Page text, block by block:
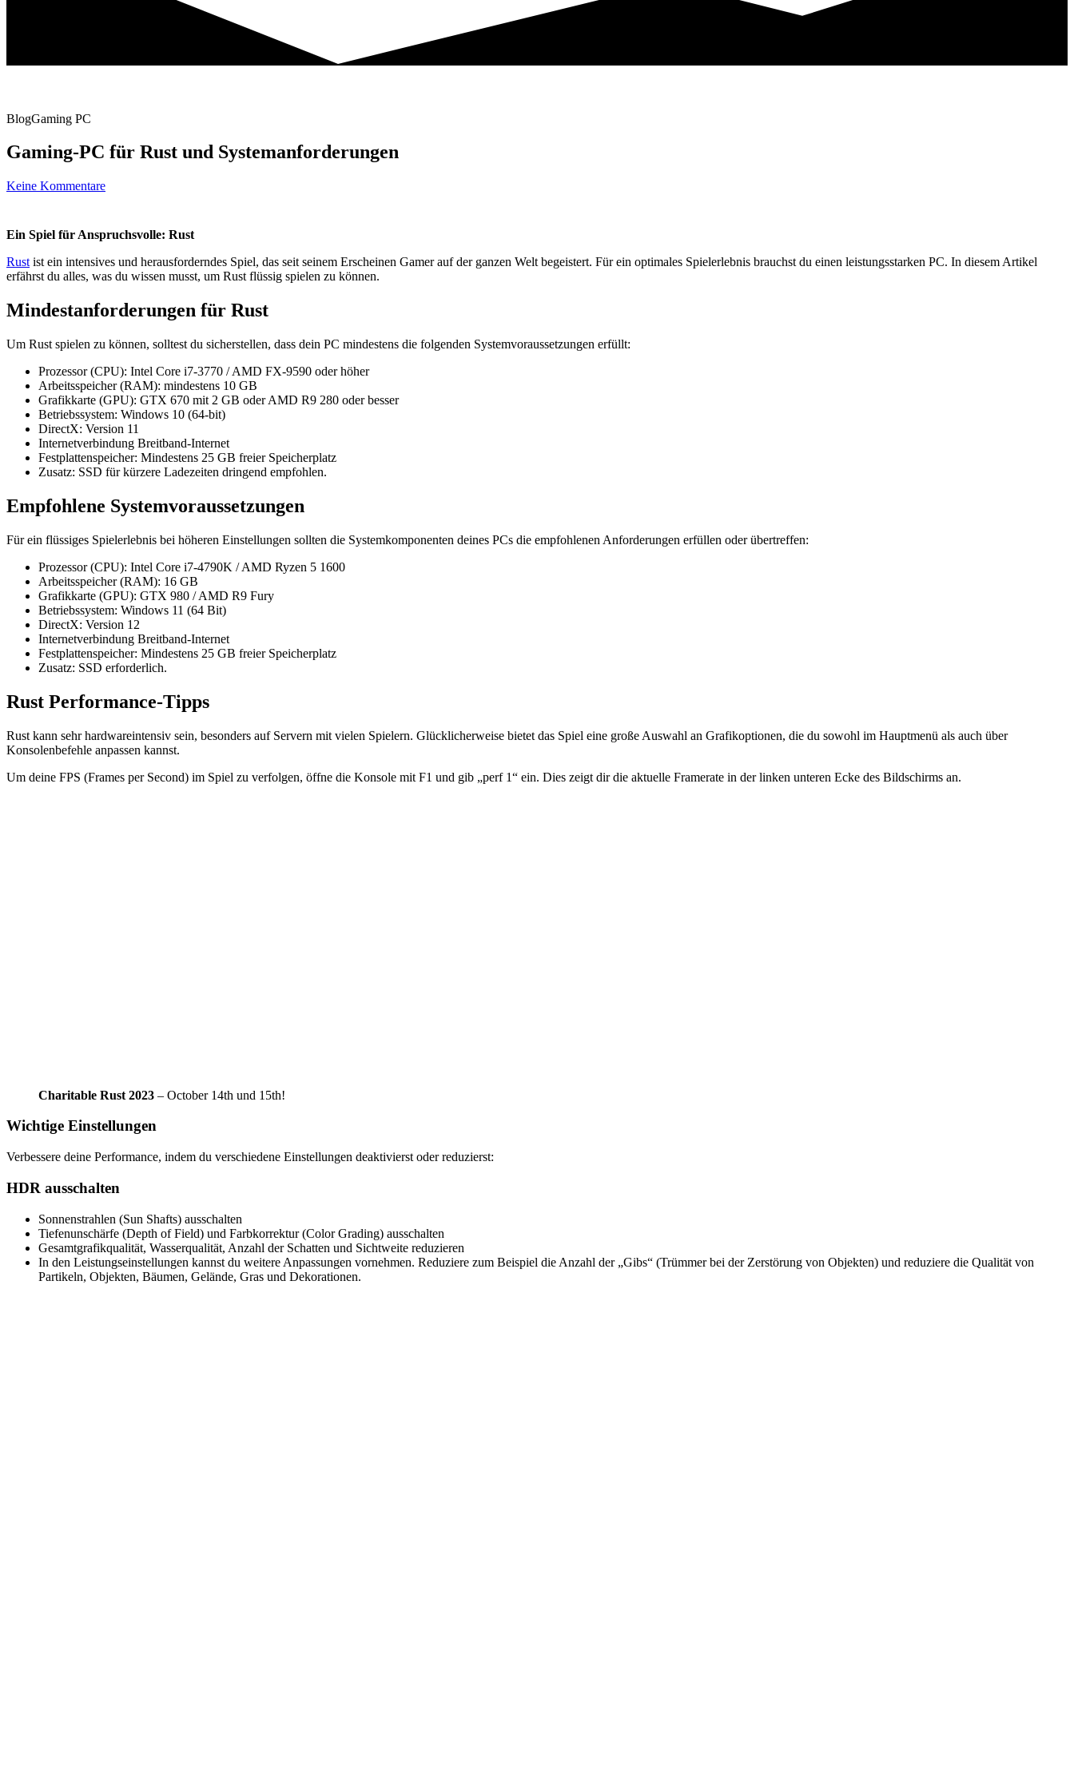
BlogGaming PC
Gaming-PC für Rust und Systemanforderungen
Keine Kommentare
Ein Spiel für Anspruchsvolle: Rust
Rust ist ein intensives und herausforderndes Spiel, das seit seinem Erscheinen Gamer auf der ganzen Welt begeistert. Für ein optimales Spielerlebnis brauchst du einen leistungsstarken PC. In diesem Artikel
erfährst du alles, was du wissen musst, um Rust flüssig spielen zu können.
Mindestanforderungen für Rust
Um Rust spielen zu können, solltest du sicherstellen, dass dein PC mindestens die folgenden Systemvoraussetzungen erfüllt:
Prozessor (CPU): Intel Core i7-3770 / AMD FX-9590 oder höher
Arbeitsspeicher (RAM): mindestens 10 GB
Grafikkarte (GPU): GTX 670 mit 2 GB oder AMD R9 280 oder besser
Betriebssystem: Windows 10 (64-bit)
DirectX: Version 11
Internetverbindung Breitband-Internet
Festplattenspeicher: Mindestens 25 GB freier Speicherplatz
Zusatz: SSD für kürzere Ladezeiten dringend empfohlen.
Empfohlene Systemvoraussetzungen
Für ein flüssiges Spielerlebnis bei höheren Einstellungen sollten die Systemkomponenten deines PCs die empfohlenen Anforderungen erfüllen oder übertreffen:
Prozessor (CPU): Intel Core i7-4790K / AMD Ryzen 5 1600
Arbeitsspeicher (RAM): 16 GB
Grafikkarte (GPU): GTX 980 / AMD R9 Fury
Betriebssystem: Windows 11 (64 Bit)
DirectX: Version 12
Internetverbindung Breitband-Internet
Festplattenspeicher: Mindestens 25 GB freier Speicherplatz
Zusatz: SSD erforderlich.
Rust Performance-Tipps
Rust kann sehr hardwareintensiv sein, besonders auf Servern mit vielen Spielern. Glücklicherweise bietet das Spiel eine große Auswahl an Grafikoptionen, die du sowohl im Hauptmenü als auch über
Konsolenbefehle anpassen kannst.
Um deine FPS (Frames per Second) im Spiel zu verfolgen, öffne die Konsole mit F1 und gib „perf 1“ ein. Dies zeigt dir die aktuelle Framerate in der linken unteren Ecke des Bildschirms an.
Charitable Rust 2023 – October 14th und 15th!
Wichtige Einstellungen
Verbessere deine Performance, indem du verschiedene Einstellungen deaktivierst oder reduzierst:
HDR ausschalten
Sonnenstrahlen (Sun Shafts) ausschalten
Tiefenunschärfe (Depth of Field) und Farbkorrektur (Color Grading) ausschalten
Gesamtgrafikqualität, Wasserqualität, Anzahl der Schatten und Sichtweite reduzieren
In den Leistungseinstellungen kannst du weitere Anpassungen vornehmen. Reduziere zum Beispiel die Anzahl der „Gibs“ (Trümmer bei der Zerstörung von Objekten) und reduziere die Qualität von
Partikeln, Objekten, Bäumen, Gelände, Gras und Dekorationen.